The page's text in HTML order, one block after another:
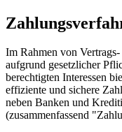
Im Rahmen von
aufgrund gesetzlicher
berechtigten Interessen
effiziente und sichere
neben Banken und
(zusammenfassend